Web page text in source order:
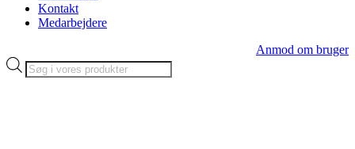
Kontakt
Medarbejdere
Anmod om bruger
Products
search